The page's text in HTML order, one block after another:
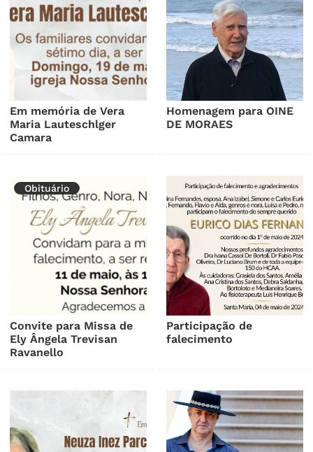
Em memória de Vera
Maria Lauteschlger
Camara
Homenagem para OINE
DE MORAES
Obituário
Convite para Missa de
Ely Ângela Trevisan
Ravanello
Participação de
falecimento